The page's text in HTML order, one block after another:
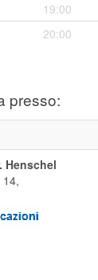
19:00
20:00
presso:
Henschel